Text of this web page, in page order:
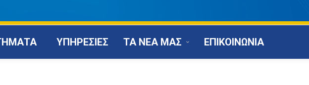
ΥΠΗΡΕΣΙΕΣ ΤΑ ΝΕΑ ΜΑΣ ΕΠΙΚΟΙΝΩΝΙΑ